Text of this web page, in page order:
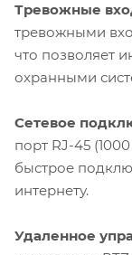
Тревожные
тревожными
что позволяет
охранными
Сетевое
порт RJ-45
быстрое
интернету.
Удаленное